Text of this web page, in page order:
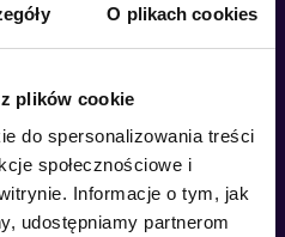
O plikach cookies
plików cookie
do spersonalizowania treści
społecznościowe i
Informacje o tym, jak
udostępniamy partnerom
w wynikach wyszukiwania.
– śledzenie
SEO Twojej strony
dla firm zCzęstochowy
stałego monitorowania